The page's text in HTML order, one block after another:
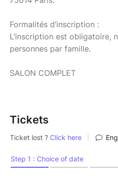
Formalités d’inscription :
L’inscription est obligatoire,
personnes par famille.
SALON COMPLET
Tickets